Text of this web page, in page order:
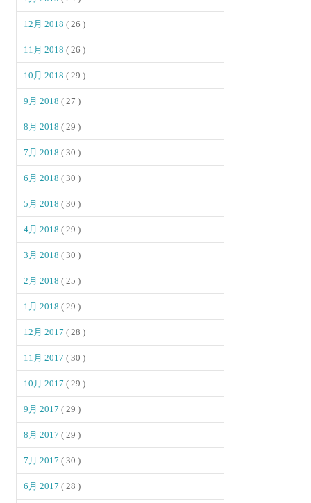
12月 2018( 26 )
11月 2018( 26 )
10月 2018( 29 )
9月 2018( 27 )
8月 2018( 29 )
7月 2018( 30 )
6月 2018( 30 )
5月 2018( 30 )
4月 2018( 29 )
3月 2018( 30 )
2月 2018( 25 )
1月 2018( 29 )
12月 2017( 28 )
11月 2017( 30 )
10月 2017( 29 )
9月 2017( 29 )
8月 2017( 29 )
7月 2017( 30 )
6月 2017( 28 )